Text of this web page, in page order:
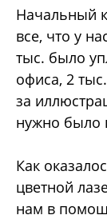
Начальный
все, что у
тыс. было
офиса, 2
за
нужно было
Как
цветной
нам в